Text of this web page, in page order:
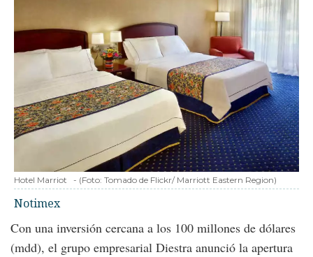
Hotel Marriot - (Foto: Tomado de Flickr/ Marriott Eastern Region)
Notimex
Con una inversión cercana a los 100 millones de dólares
(mdd), el grupo empresarial Diestra anunció la apertura